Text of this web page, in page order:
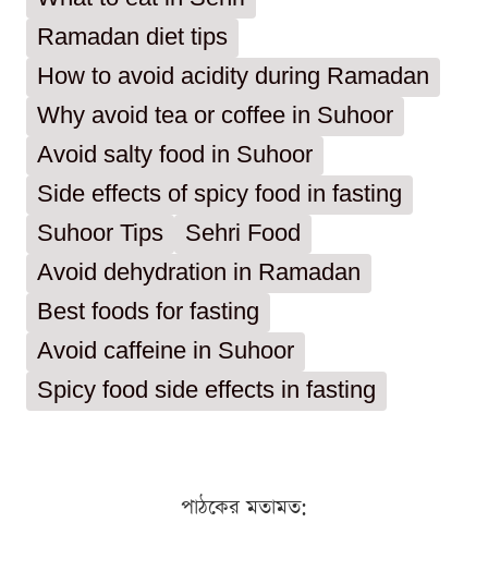
Ramadan diet tips
How to avoid acidity during Ramadan
Why avoid tea or coffee in Suhoor
Avoid salty food in Suhoor
Side effects of spicy food in fasting
Suhoor Tips
Sehri Food
Avoid dehydration in Ramadan
Best foods for fasting
Avoid caffeine in Suhoor
Spicy food side effects in fasting
পাঠকের মতামত: